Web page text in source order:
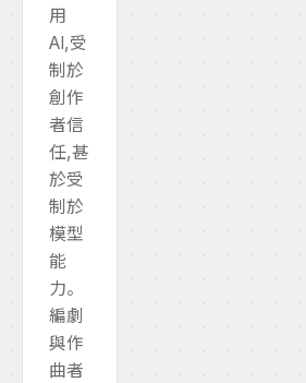
用
AI,受
制於
創作
者信
任,甚
於受
制於
模型
能
力。
編劇
與作
曲者